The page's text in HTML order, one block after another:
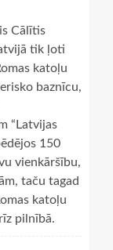
Cālītis
tik ļoti
katoļu
baznīcu,
“Latvijas
150
vienkāršību,
taču tagad
katoļu
pilnībā.